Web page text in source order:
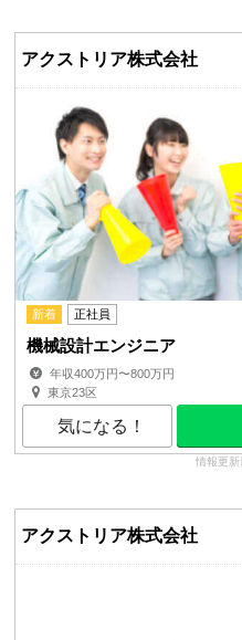
アクストリア株式会社
新着 正社員
機械設計エンジニア
年収400万円〜800万円
東京23区
気になる！
情報更
アクストリア株式会社